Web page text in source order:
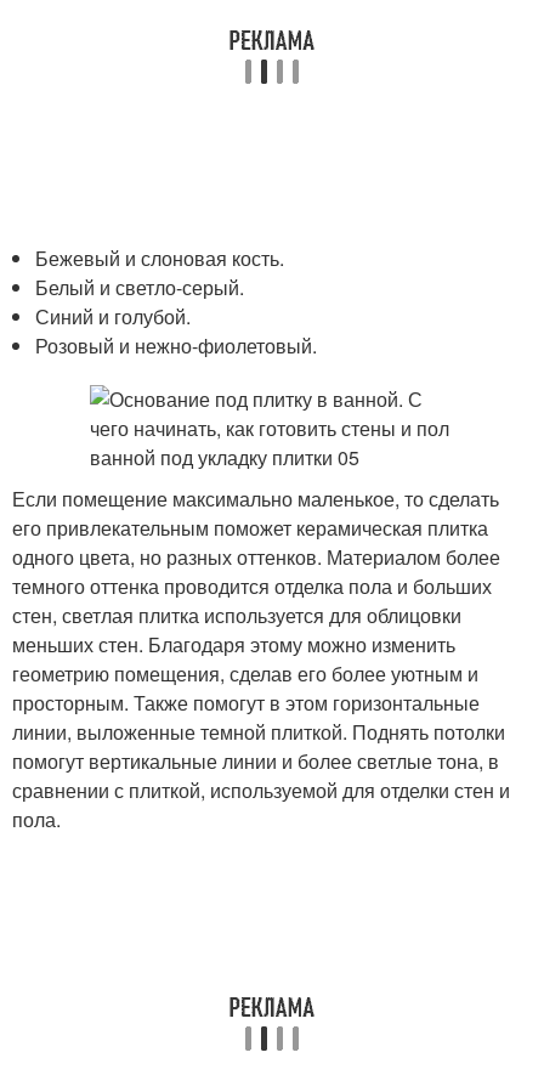
Бежевый и слоновая кость.
Белый и светло-серый.
Синий и голубой.
Розовый и нежно-фиолетовый.
Если помещение максимально маленькое, то сделать
его привлекательным поможет керамическая плитка
одного цвета, но разных оттенков. Материалом более
темного оттенка проводится отделка пола и больших
стен, светлая плитка используется для облицовки
меньших стен. Благодаря этому можно изменить
геометрию помещения, сделав его более уютным и
просторным. Также помогут в этом горизонтальные
линии, выложенные темной плиткой. Поднять потолки
помогут вертикальные линии и более светлые тона, в
сравнении с плиткой, используемой для отделки стен и
пола.